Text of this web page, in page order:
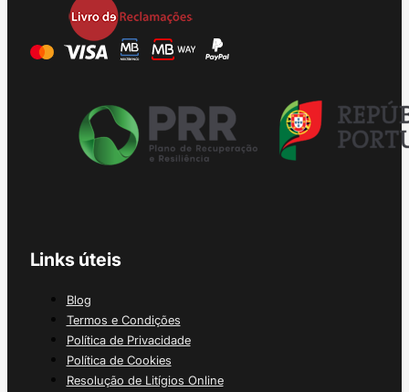
Links úteis
Blog
Termos e Condições
Política de Privacidade
Política de Cookies
Resolução de Litígios Online